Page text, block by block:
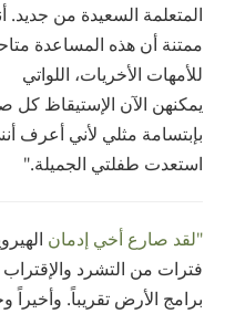
المتعلمة السعيدة من جديد.
ممتنة أن هذه المساعدة
للأمهات الأخريات، اللواتي
يمكنهن الآن الإستيقاظ كل
بإبتسامة مثلي لأني أعرف
استعدت طفلتي الجميلة."
"لقد صارع أخي إدمان
فترات من التشرد
برامج الأرض تقريباً. وأخيراً